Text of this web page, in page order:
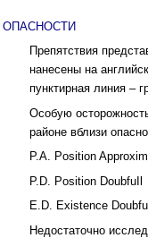
ОПАСНОСТИ
Препятствия
нанесены на
пунктирная линия –
Особую
районе вблизи
Р.A. Position
Р.D. Position DoubfuIl
E.D. Existence Doubfull
Недостаточно